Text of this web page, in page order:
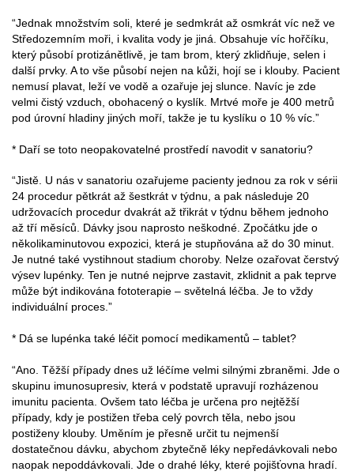
“Jednak množstvím soli, které je sedmkrát až osmkrát víc než ve
Středozemním moři, i kvalita vody je jiná. Obsahuje víc hořčíku,
který působí protizánětlivě, je tam brom, který zklidňuje, selen i
další prvky. A to vše působí nejen na kůži, hojí se i klouby. Pacient
nemusí plavat, leží ve vodě a ozařuje jej slunce. Navíc je zde
velmi čistý vzduch, obohacený o kyslík. Mrtvé moře je 400 metrů
pod úrovní hladiny jiných moří, takže je tu kyslíku o 10 % víc.”
* Daří se toto neopakovatelné prostředí navodit v sanatoriu?
“Jistě. U nás v sanatoriu ozařujeme pacienty jednou za rok v sérii
24 procedur pětkrát až šestkrát v týdnu, a pak následuje 20
udržovacích procedur dvakrát až třikrát v týdnu během jednoho
až tří měsíců. Dávky jsou naprosto neškodné. Zpočátku jde o
několikaminutovou expozici, která je stupňována až do 30 minut.
Je nutné také vystihnout stadium choroby. Nelze ozařovat čerstvý
výsev lupénky. Ten je nutné nejprve zastavit, zklidnit a pak teprve
může být indikována fototerapie – světelná léčba. Je to vždy
individuální proces.”
* Dá se lupénka také léčit pomocí medikamentů – tablet?
“Ano. Těžší případy dnes už léčíme velmi silnými zbraněmi. Jde o
skupinu imunosupresiv, která v podstatě upravují rozházenou
imunitu pacienta. Ovšem tato léčba je určena pro nejtěžší
případy, kdy je postižen třeba celý povrch těla, nebo jsou
postiženy klouby. Uměním je přesně určit tu nejmenší
dostatečnou dávku, abychom zbytečně léky nepředávkovali nebo
naopak nepoddávkovali. Jde o drahé léky, které pojišťovna hradí.